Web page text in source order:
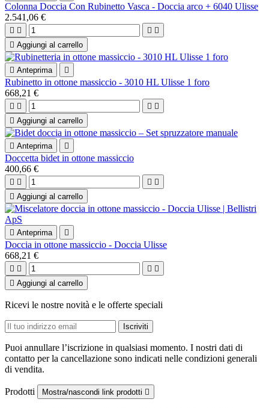
Colonna Doccia Con Rubinetto Vasca - Doccia arco + 6040 Ulisse
2.541,06 €
   
 Aggiungi al carrello
 Anteprima 
Rubinetto in ottone massiccio - 3010 HL Ulisse 1 foro
668,21 €
   
 Aggiungi al carrello
 Anteprima 
Doccetta bidet in ottone massiccio
400,66 €
   
 Aggiungi al carrello
 Anteprima 
Doccia in ottone massiccio - Doccia Ulisse
668,21 €
   
 Aggiungi al carrello
Ricevi le nostre novità e le offerte speciali
Puoi annullare l’iscrizione in qualsiasi momento. I nostri dati di
contatto per la cancellazione sono indicati nelle condizioni generali
di vendita.
Prodotti Mostra/nascondi link prodotti 